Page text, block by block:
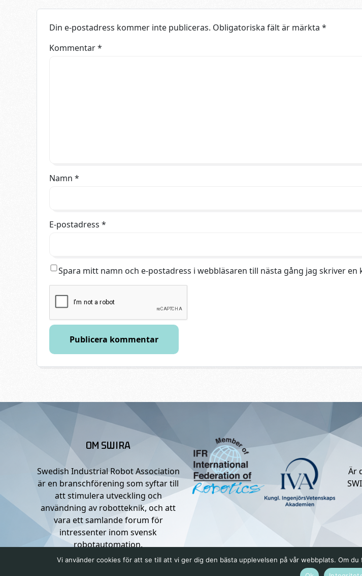
Din e-postadress kommer inte publiceras. Obligatoriska fält är märkta *
Kommentar*
Namn *
E-postadress *
Spara mitt namn och e-postadress i webbläsaren till nästa gång jag skriver en
OM SWIRA
Swedish Industrial Robot Association
är en branschförening som syftar till
att stimulera utveckling och
användning av robotteknik, och att
vara ett samlande forum för
intressenter inom svensk
robotautomation.
Är
Vi använder cookies för att se till att vi ger dig den bästa upplevelsen på vår webbplats. Om